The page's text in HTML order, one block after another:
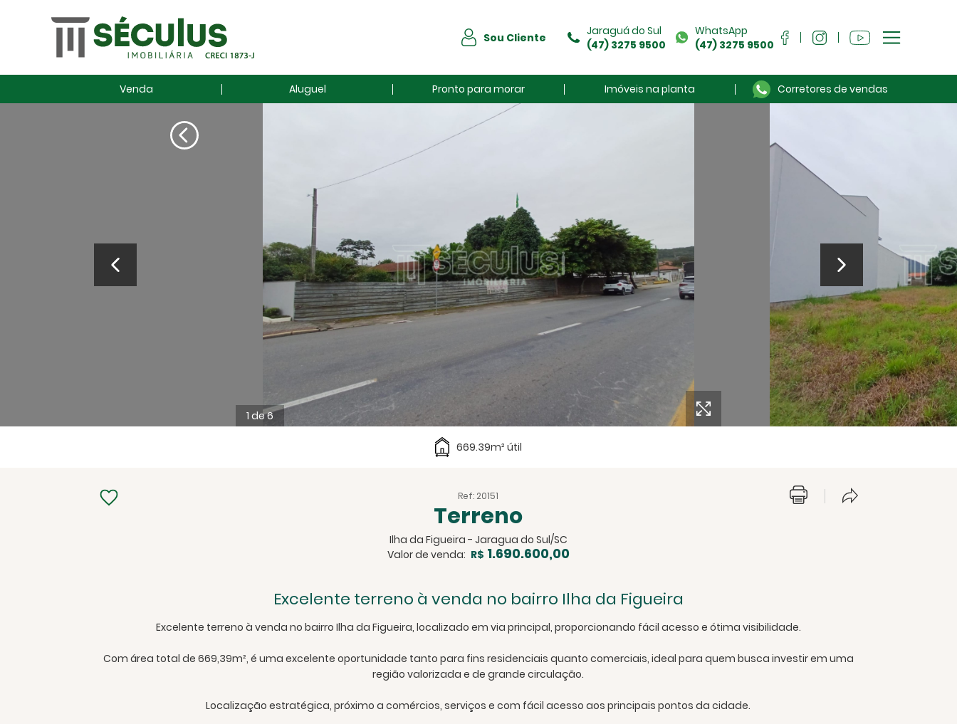
Sou Cliente
Jaraguá do Sul
(47) 3275 9500
WhatsApp
(47) 3275 9500
Sou Cliente
Sobre a Séculus
Contato
Venda Aluguel Pronto para morar Imóveis na planta Corretores de vendas
1 de 6
669.39m² útil
Ref: 20151
Terreno
Ilha da Figueira - Jaragua do Sul/SC
Valor de venda: R$ 1.690.600,00
Excelente terreno à venda no bairro Ilha da Figueira
Excelente terreno à venda no bairro Ilha da Figueira, localizado em via principal, proporcionando fácil acesso e ótima visibilidade.
Com área total de 669,39m², é uma excelente oportunidade tanto para fins residenciais quanto comerciais, ideal para quem busca investir em uma
região valorizada e de grande circulação.
Localização estratégica, próximo a comércios, serviços e com fácil acesso aos principais pontos da cidade.